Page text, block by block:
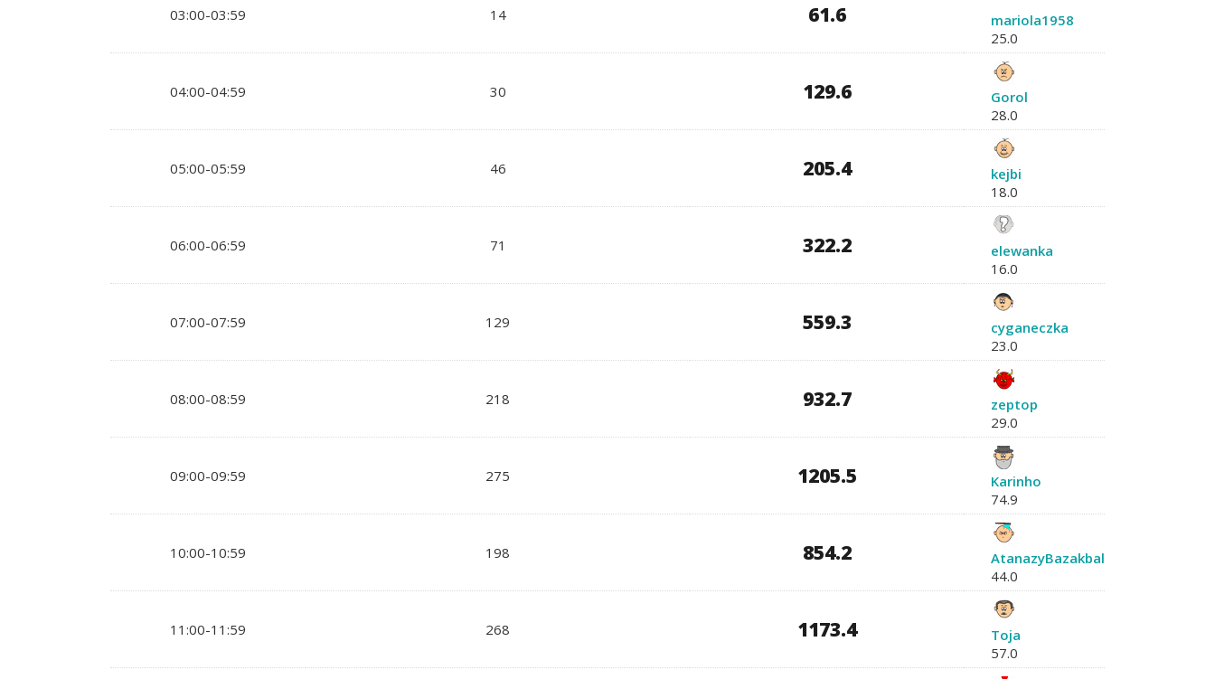
03:00-03:59 14 61.6
mariola1958
25.0
04:00-04:59 30 129.6
Gorol
28.0
05:00-05:59 46 205.4
kejbi
18.0
06:00-06:59 71 322.2
elewanka
16.0
07:00-07:59 129 559.3
cyganeczka
23.0
08:00-08:59 218 932.7
zeptop
29.0
09:00-09:59 275 1205.5
Karinho
74.9
10:00-10:59 198 854.2
AtanazyBazakbal
44.0
11:00-11:59 268 1173.4
Toja
57.0